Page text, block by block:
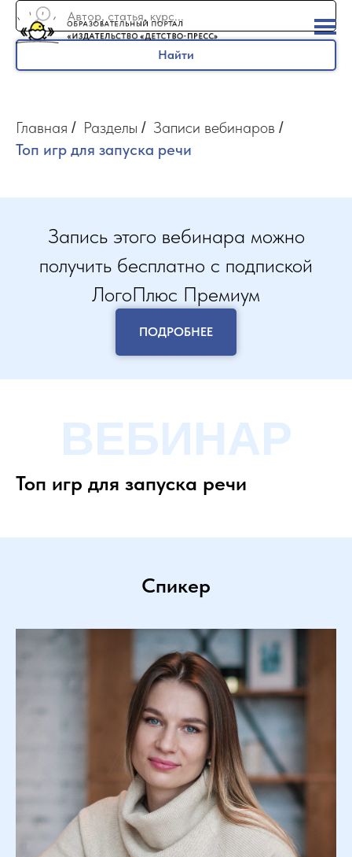
Найти
Главная / Разделы / Записи вебинаров /
Топ игр для запуска речи
Запись этого вебинара можно
получить бесплатно с подпиской
ЛогоПлюс Премиум
ПОДРОБНЕЕ
ВЕБИНАР
Топ игр для запуска речи
Спикер